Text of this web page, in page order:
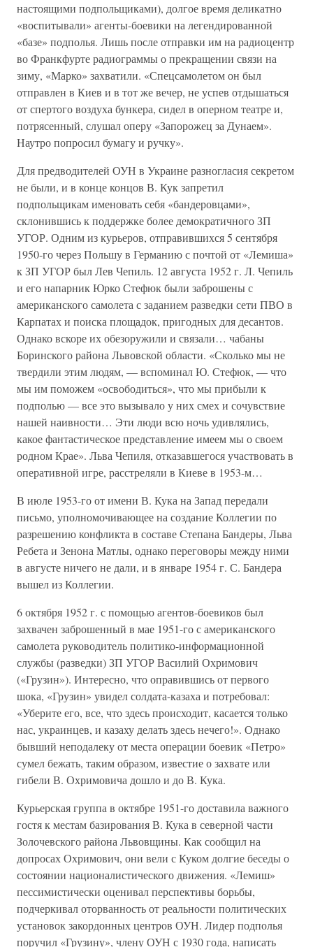
настоящими подпольщиками), долгое время деликатно
«воспитывали» агенты-боевики на легендированной
«базе» подполья. Лишь после отправки им на радиоцентр
во Франкфурте радиограммы о прекращении связи на
зиму, «Марко» захватили. «Спецсамолетом он был
отправлен в Киев и в тот же вечер, не успев отдышаться
от спертого воздуха бункера, сидел в оперном театре и,
потрясенный, слушал оперу «Запорожец за Дунаем».
Наутро попросил бумагу и ручку».
Для предводителей ОУН в Украине разногласия секретом
не были, и в конце концов В. Кук запретил
подпольщикам именовать себя «бандеровцами»,
склонившись к поддержке более демократичного ЗП
УГОР. Одним из курьеров, отправившихся 5 сентября
1950-го через Польшу в Германию с почтой от «Лемиша»
к ЗП УГОР был Лев Чепиль. 12 августа 1952 г. Л. Чепиль
и его напарник Юрко Стефюк были заброшены с
американского самолета с заданием разведки сети ПВО в
Карпатах и поиска площадок, пригодных для десантов.
Однако вскоре их обезоружили и связали… чабаны
Боринского района Львовской области. «Сколько мы не
твердили этим людям, — вспоминал Ю. Стефюк, — что
мы им поможем «освободиться», что мы прибыли к
подполью — все это вызывало у них смех и сочувствие
нашей наивности… Эти люди всю ночь удивлялись,
какое фантастическое представление имеем мы о своем
родном Крае». Льва Чепиля, отказавшегося участвовать в
оперативной игре, расстреляли в Киеве в 1953-м…
В июле 1953-го от имени В. Кука на Запад передали
письмо, уполномочивающее на создание Коллегии по
разрешению конфликта в составе Степана Бандеры, Льва
Ребета и Зенона Матлы, однако переговоры между ними
в августе ничего не дали, и в январе 1954 г. С. Бандера
вышел из Коллегии.
6 октября 1952 г. с помощью агентов-боевиков был
захвачен заброшенный в мае 1951-го с американского
самолета руководитель политико-информационной
службы (разведки) ЗП УГОР Василий Охримович
(«Грузин»). Интересно, что оправившись от первого
шока, «Грузин» увидел солдата-казаха и потребовал:
«Уберите его, все, что здесь происходит, касается только
нас, украинцев, и казаху делать здесь нечего!». Однако
бывший неподалеку от места операции боевик «Петро»
сумел бежать, таким образом, известие о захвате или
гибели В. Охримовича дошло и до В. Кука.
Курьерская группа в октябре 1951-го доставила важного
гостя к местам базирования В. Кука в северной части
Золочевского района Львовщины. Как сообщил на
допросах Охримович, они вели с Куком долгие беседы о
состоянии националистического движения. «Лемиш»
пессимистически оценивал перспективы борьбы,
подчеркивал оторванность от реальности политических
установок закордонных центров ОУН. Лидер подполья
поручил «Грузину», члену ОУН с 1930 года, написать